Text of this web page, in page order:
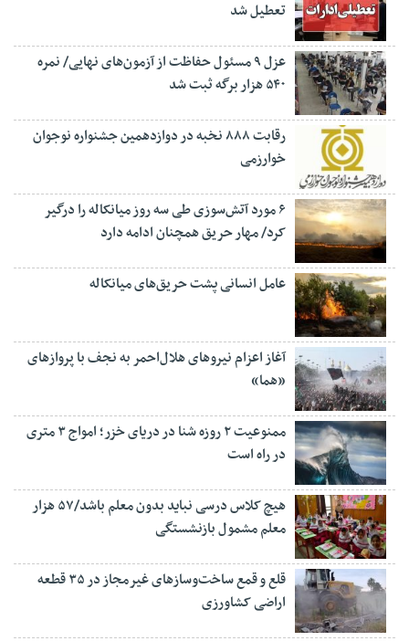
تعطیل شد
عزل ۹ مسئول حفاظت از آزمون‌های نهایی/ نمره
۵۴۰ هزار برگه ثبت شد
رقابت ۸۸۸ نخبه در دوازدهمین جشنواره نوجوان
خوارزمی
۶ مورد آتش‌سوزی طی سه روز میانکاله را درگیر
کرد/ مهار حریق همچنان ادامه دارد
عامل انسانی پشت حریق‌های میانکاله
آغاز اعزام نیروهای هلال‌احمر به نجف با پروازهای
«هما»
ممنوعیت ۲ روزه شنا در دریای خزر؛ امواج ۳ متری
در راه است
هیچ کلاس درسی نباید بدون معلم باشد/۵۷ هزار
معلم مشمول بازنشستگی
قلع و قمع ساخت‌وسازهای غیرمجاز در ۳۵ قطعه
اراضی کشاورزی